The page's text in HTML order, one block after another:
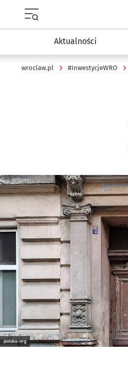
Aktualności
wroclaw.pl #InwestycjeWRO
Kliknij, aby powiększyć
polska-org